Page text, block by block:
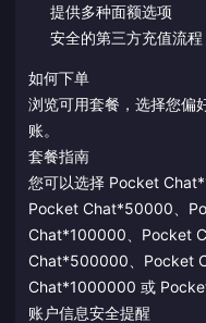
提供多种面额选项
安全的第三方充值流程
如何下单
浏览可用套餐，选择您偏
账。
套餐指南
您可以选择 Pocket
Pocket Chat*50000、
Chat*100000、Pocket
Chat*500000、Pocket
Chat*1000000 或
账户信息安全提醒